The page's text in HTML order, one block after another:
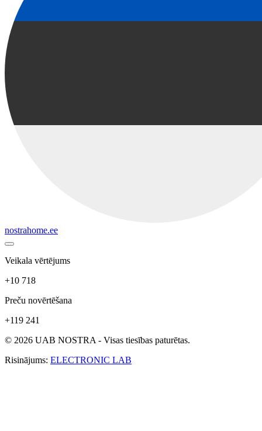
nostrahome.ee
Veikala vērtējums
+10 718
Preču novērtēšana
+119 241
© 2026 UAB NOSTRA - Visas tiesības paturētas.
Risinājums: ELECTRONIC LAB